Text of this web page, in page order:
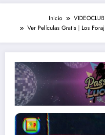
Inicio
Ver Películas Gratis | Los